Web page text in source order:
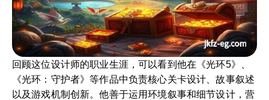
回顾这位设计师的职业生涯，可以看到他在《光环5》、
《光环：守护者》等作品中负责核心关卡设计、故事叙述
以及游戏机制创新。他善于运用环境叙事和细节设计，营